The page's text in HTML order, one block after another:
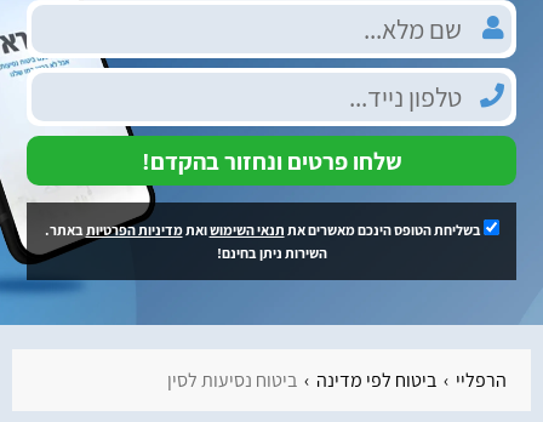
שלחו פרטים ונחזור בהקדם!
בשליחת הטופס הינכם מאשרים את תנאי השימושואתמדיניות הפרטיותבאתר.
השירות ניתן בחינם!
הרפליי ביטוח לפי מדינה ביטוח נסיעות לסין